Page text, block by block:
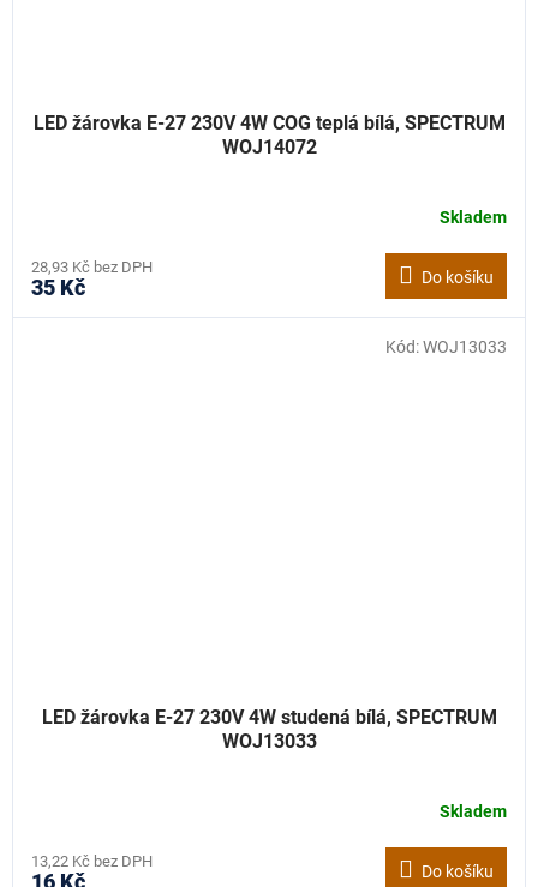
LED žárovka E-27 230V 4W COG teplá bílá, SPECTRUM
WOJ14072
Skladem
28,93 Kč bez DPH
35 Kč Do košíku
LED žárovka E-27 230V 4W studená bílá, SPECTRUM
WOJ13033
Skladem
13,22 Kč bez DPH
16 Kč Do košíku
Kód:WOJ13033